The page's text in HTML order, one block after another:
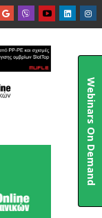

Webinars On Demand